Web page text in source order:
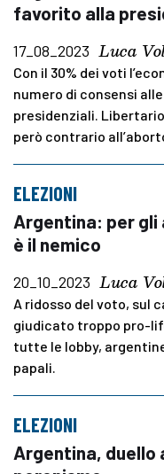
favorito alla
17_08_2023 Luca
Con il 30% dei voti
numero di consensi
presidenziali.
però contrario
ELEZIONI
Argentina: per gli
è il nemico
20_10_2023 Luca
A ridosso del voto, sul
giudicato troppo pro-
tutte le lobby,
papali.
ELEZIONI
Argentina, duello